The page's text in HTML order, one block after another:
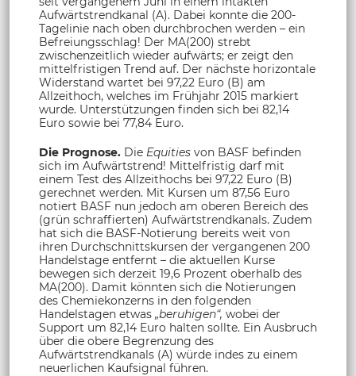
Aufwärtstrendkanal (A). Dabei konnte die 200-
Tagelinie nach oben durchbrochen werden – ein
Befreiungsschlag! Der MA(200) strebt
zwischenzeitlich wieder aufwärts; er zeigt den
mittelfristigen Trend auf. Der nächste horizontale
Widerstand wartet bei 97,22 Euro (B) am
Allzeithoch, welches im Frühjahr 2015 markiert
wurde. Unterstützungen finden sich bei 82,14
Euro sowie bei 77,84 Euro.
Die Prognose. Die Equities von BASF befinden
sich im Aufwärtstrend! Mittelfristig darf mit
einem Test des Allzeithochs bei 97,22 Euro (B)
gerechnet werden. Mit Kursen um 87,56 Euro
notiert BASF nun jedoch am oberen Bereich des
(grün schraffierten) Aufwärtstrendkanals. Zudem
hat sich die BASF-Notierung bereits weit von
ihren Durchschnittskursen der vergangenen 200
Handelstage entfernt – die aktuellen Kurse
bewegen sich derzeit 19,6 Prozent oberhalb des
MA(200). Damit könnten sich die Notierungen
des Chemiekonzerns in den folgenden
Handelstagen etwas „beruhigen“, wobei der
Support um 82,14 Euro halten sollte. Ein Ausbruch
über die obere Begrenzung des
Aufwärtstrendkanals (A) würde indes zu einem
neuerlichen Kaufsignal führen.